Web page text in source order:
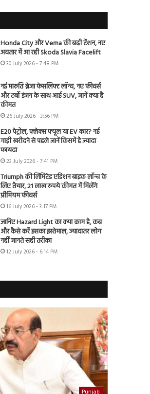
Honda City और Verna की बढ़ी टेंशन, नए
अवतार में आ रही Skoda Slavia Facelift
30 July 2026 - 7:48 PM
नई मारुति ब्रेजा फेसलिफ्ट लॉन्च, नए फीचर्स
और टर्बो इंजन के साथ आई SUV, जानें क्या है
कीमत
26 July 2026 - 3:56 PM
E20 पेट्रोल, फ्लेक्स फ्यूल या EV कार? नई
गाड़ी खरीदने से पहले जानें किसमें है ज्यादा
फायदा
23 July 2026 - 7:41 PM
Triumph की लिमिटेड एडिशन बाइक लॉन्च के
लिए तैयार, 21 लाख रुपये कीमत में मिलेंगे
प्रीमियम फीचर्स
16 July 2026 - 3:17 PM
जानिए Hazard Light का क्या काम है, कब
और कैसे करें इसका इस्तेमाल, ज्यादातर लोग
नहीं जानते सही तरीका
12 July 2026 - 6:14 PM
Punjab